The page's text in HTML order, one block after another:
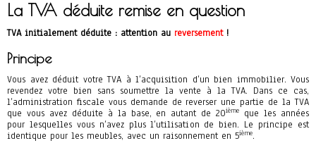
La TVA déduite remise en question
TVA initialement déduite : attention au reversement!
Principe
Vous avez déduit votre TVA à l’acquisition d’un bien immobilier. Vous
revendez votre bien sans soumettre la vente à la TVA. Dans ce cas,
l’administration fiscale vous demande de reverser une partie de la TVA
que vous avez déduite à la base, en autant de 20ième
que les années
pour lesquelles vous n’avez plus l’utilisation de bien. Le principe est
identique pour les meubles, avec un raisonnement en 5ième.